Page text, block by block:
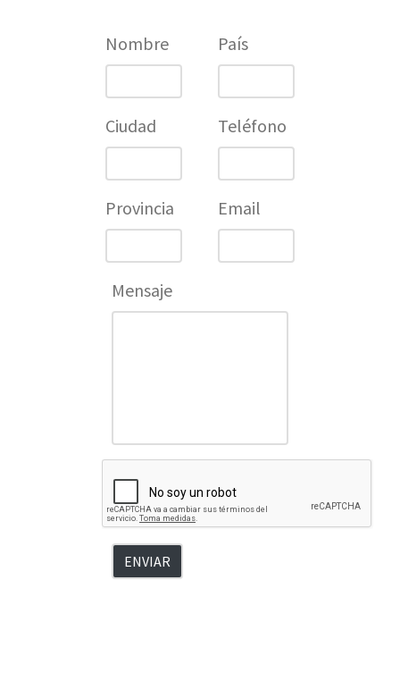
Nombre
Ciudad
Provincia
País
Teléfono
Email
Mensaje